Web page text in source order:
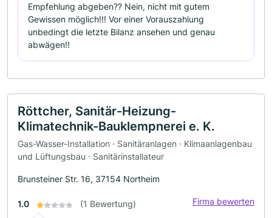
Empfehlung abgeben?? Nein, nicht mit gutem
Gewissen möglich!!! Vor einer Vorauszahlung
unbedingt die letzte Bilanz ansehen und genau
abwägen!!
Röttcher, Sanitär-Heizung-
Klimatechnik-Bauklempnerei e. K.
Gas-Wasser-Installation · Sanitäranlagen · Klimaanlagenbau
und Lüftungsbau · Sanitärinstallateur
Brunsteiner Str. 16, 37154 Northeim
1.0 (1 Bewertung) Firma bewerten